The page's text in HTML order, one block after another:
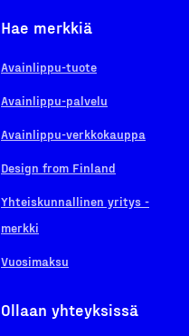
Hae merkkiä
Avainlippu-tuote
Avainlippu-palvelu
Avainlippu-verkkokauppa
Design from Finland
Yhteiskunnallinen yritys -
merkki
Vuosimaksu
Ollaan yhteyksissä